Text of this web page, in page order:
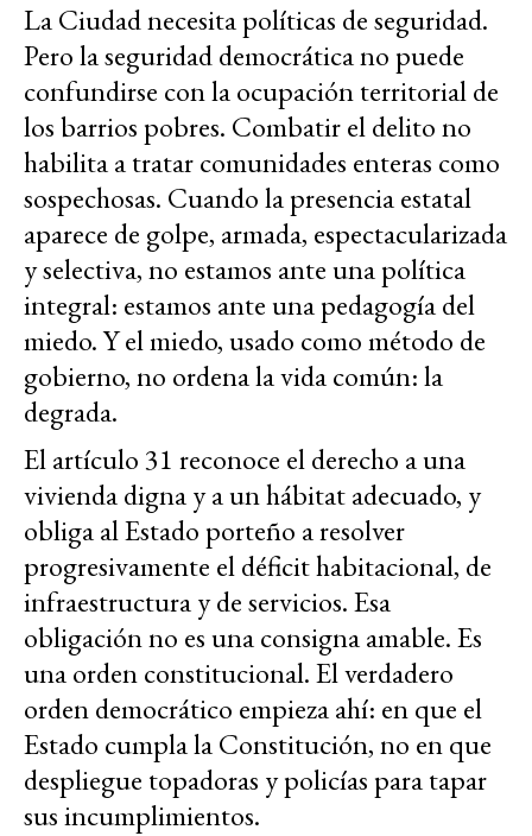
La Ciudad necesita políticas de seguridad.
Pero la seguridad democrática no puede
confundirse con la ocupación territorial de
los barrios pobres. Combatir el delito no
habilita a tratar comunidades enteras como
sospechosas. Cuando la presencia estatal
aparece de golpe, armada, espectacularizada
y selectiva, no estamos ante una política
integral: estamos ante una pedagogía del
miedo. Y el miedo, usado como método de
gobierno, no ordena la vida común: la
degrada.
El artículo 31 reconoce el derecho a una
vivienda digna y a un hábitat adecuado, y
obliga al Estado porteño a resolver
progresivamente el déficit habitacional, de
infraestructura y de servicios. Esa
obligación no es una consigna amable. Es
una orden constitucional. El verdadero
orden democrático empieza ahí: en que el
Estado cumpla la Constitución, no en que
despliegue topadoras y policías para tapar
sus incumplimientos.